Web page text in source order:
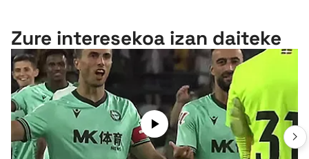
Zure interesekoa izan daiteke